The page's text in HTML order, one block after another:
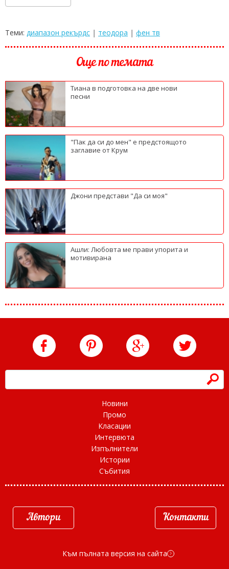
Теми: диапазон рекърдс | теодора | фен тв
Още по темата
Тиана в подготовка на две нови
песни
"Пак да си до мен" е предстоящото
заглавие от Крум
Джони представи "Да си моя"
Ашли: Любовта ме прави упорита и
мотивирана
h
Новини
Промо
Класации
Интервюта
Изпълнители
Истории
Събития
Автори Контакти
Към пълната версия на сайта d